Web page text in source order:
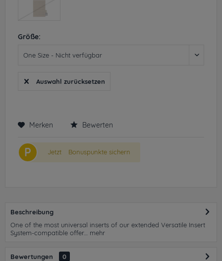
Größe:
Auswahl zurücksetzen
Merken Bewerten
P Jetzt Bonuspunkte sichern
Beschreibung
One of the most universal inserts of our extended Versatile Insert
System-compatible offer....
mehr
Bewertungen
0